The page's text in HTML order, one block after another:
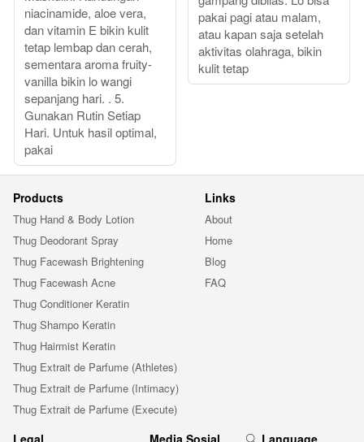
niacinamide, aloe vera,
dan vitamin E bikin kulit
tetap lembap dan cerah,
sementara aroma fruity-
vanilla bikin lo wangi
sepanjang hari. . 5.
Gunakan Rutin Setiap
Hari. Untuk hasil optimal,
pakai
pakai pagi atau malam,
atau kapan saja setelah
aktivitas olahraga, bikin
kulit tetap
Products
Thug Hand & Body Lotion
Thug Deodorant Spray
Thug Facewash Brightening
Thug Facewash Acne
Thug Conditioner Keratin
Thug Shampo Keratin
Thug Hairmist Keratin
Thug Extrait de Parfume (Athletes)
Thug Extrait de Parfume (Intimacy)
Thug Extrait de Parfume (Execute)
Links
About
Home
Blog
FAQ